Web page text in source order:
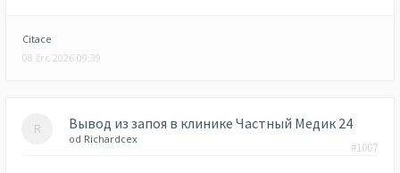
Citace
08 črc 2026 09:39
Вывод из запоя в клинике Частный Медик 24
#1007
od Richardcex